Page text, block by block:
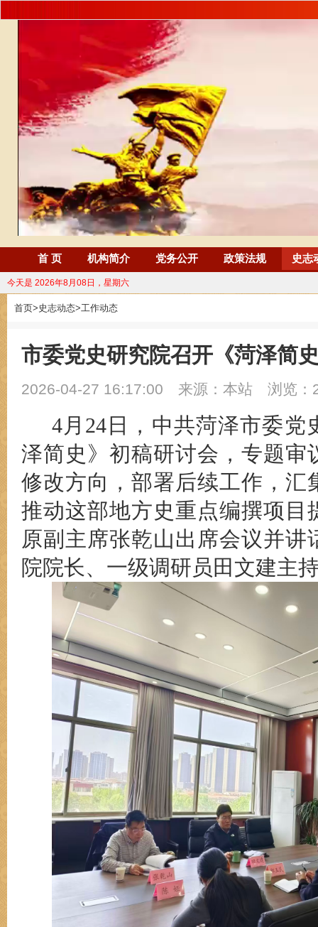
首 页 机构简介 党务公开 政策法规 史志
今天是 2026年8月08日，星期六
首页>史志动态>工作动态
市委党史研究院召开《菏泽简
2026-04-27 16:17:00 来源：本站 浏览：
4月24日
，中共菏泽市委
泽简史》初稿研讨会，专题审
修改方向 ， 部署后续工作， 汇
推动这部地方史重点编撰项目
原副主席张乾山出席会议并讲
院院长、一级调研员田文建主